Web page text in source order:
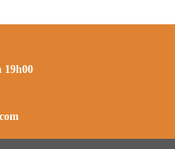
19h00
S’ouvre